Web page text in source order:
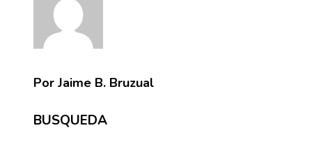
Por Jaime B. Bruzual
BUSQUEDA